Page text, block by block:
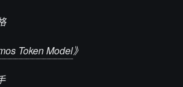
Token Model》